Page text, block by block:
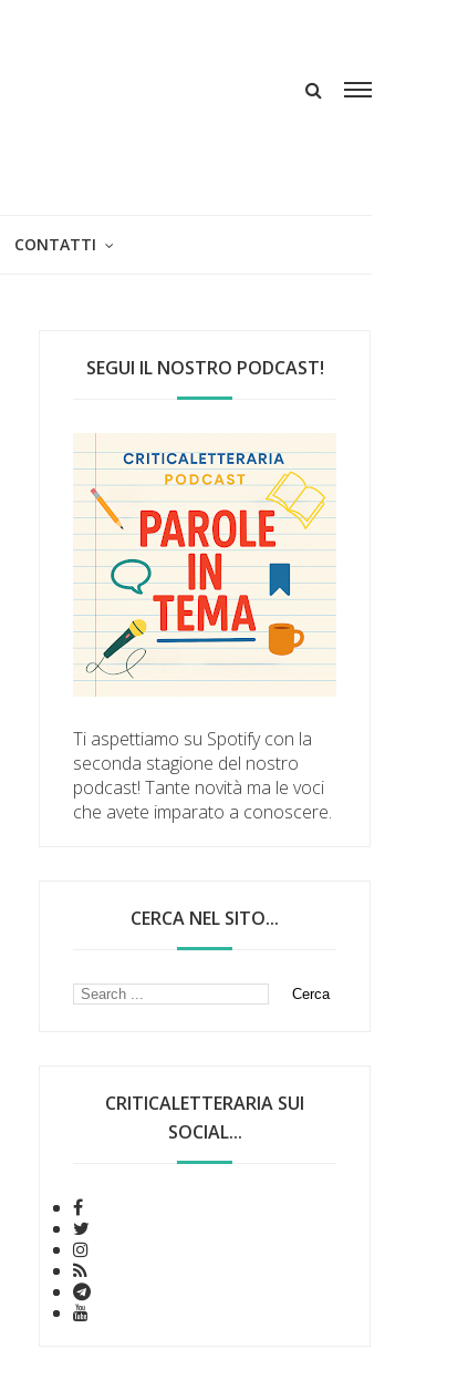
CONTATTI
SEGUI IL NOSTRO PODCAST!
Ti aspettiamo su Spotify con la
seconda stagione del nostro
podcast! Tante novità ma le voci
che avete imparato a conoscere.
CERCA NEL SITO...
CRITICALETTERARIA SUI
SOCIAL...